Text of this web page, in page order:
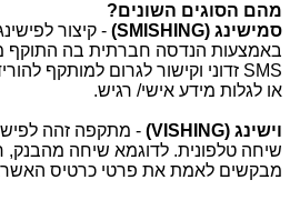
מהם הסוגים השונים?
סמישינג (SMISHING) - קיצור
באמצעות הנדסה חברתית בה התוקף
SMS זדוני וקישור לגרום למותקף
או לגלות מידע אישי/ רגיש.
וישינג (VISHING) - מתקפה זהה
שיחה טלפונית. לדוגמא שיחה מהבנק,
מבקשים לאמת את פרטי כרטיס